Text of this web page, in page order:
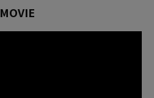
MOVIE